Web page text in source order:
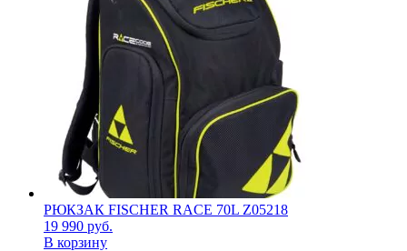
РЮКЗАК FISCHER RACE 70L Z05218
19 990 руб.
В корзину